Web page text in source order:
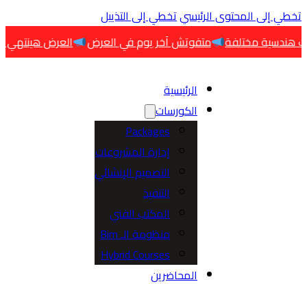
إلى المحتوى الرئيسيتخطي إلى التذييل
متفوتش آخر يوم في العرض
العرض هينتهي اليوم
الرئيسية
الكورسات
Packages
إدارة المشروعات
التصميم الإنشائي
التنفيذ
المكتب الفني
منظومة الـ Bim
Hybrid Courses
المحاضرين